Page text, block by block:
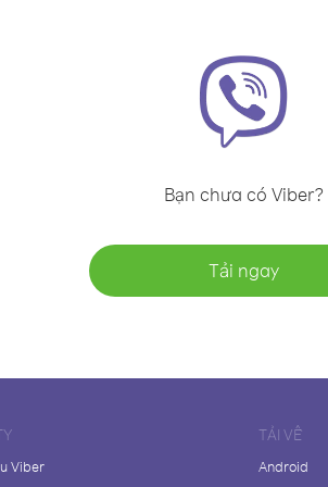
Bạn chưa có Viber?
Tải ngay
Viber
TẢI VỀ
Android